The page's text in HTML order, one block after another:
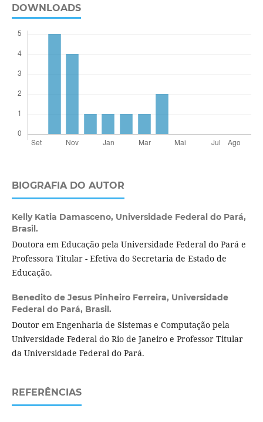
DOWNLOADS
BIOGRAFIA DO AUTOR
Kelly Katia Damasceno, Universidade Federal do Pará,
Brasil.
Doutora em Educação pela Universidade Federal do Pará e
Professora Titular - Efetiva do Secretaria de Estado de
Educação.
Benedito de Jesus Pinheiro Ferreira, Universidade
Federal do Pará, Brasil.
Doutor em Engenharia de Sistemas e Computação pela
Universidade Federal do Rio de Janeiro e Professor Titular
da Universidade Federal do Pará.
REFERÊNCIAS